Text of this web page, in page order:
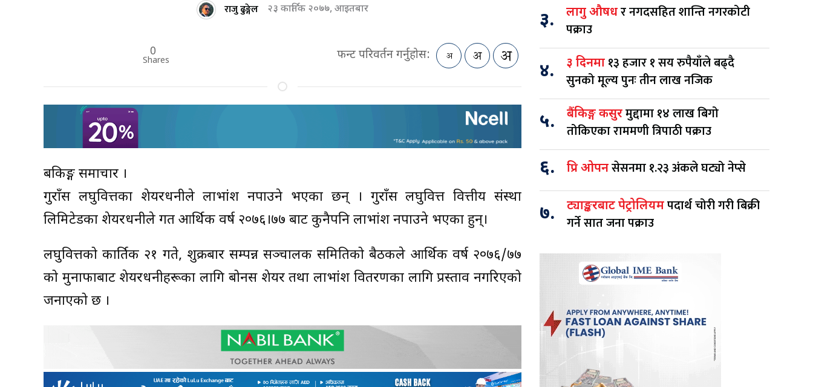
राजु ढुङ्गेल २३ कार्तिक २०७७, आइतबार
0
Shares फन्ट परिवर्तन गर्नुहोस:
बैंकिङ्ग समाचार ।
गुराँस लघुवित्तका शेयरधनीले लाभांश नपाउने भएका छन् । गुराँस लघुवित्त वित्तीय संस्था
लिमिटेडका शेयरधनीले गत आर्थिक वर्ष २०७६।७७ बाट कुनैपनि लाभांश नपाउने भएका हुन्।
लघुवित्तको कार्तिक २१ गते, शुक्रबार सम्पन्न सञ्चालक समितिको बैठकले आर्थिक वर्ष २०७६/७७
को मुनाफाबाट शेयरधनीहरूका लागि बोनस शेयर तथा लाभांश वितरणका लागि प्रस्ताव नगरिएको
जनाएको छ ।
३. लागु औषधर नगदसहित शान्ति नगरकोटी
पक्राउ
४. ३ दिनमा १३ हजार १ सय रुपैयाँले बढ्दै
सुनको मूल्य पुनः तीन लाख नजिक
५. बैंकिङ्ग कसुरमुद्दामा १४ लाख बिगो
तोकिएका राममणी त्रिपाठी पक्राउ
६. प्रि ओपनसेसनमा १.२३ अंकले घट्यो नेप्से
७. ट्याङ्करबाट पेट्रोलियमपदार्थ चोरी गरी बिक्री
गर्ने सात जना पक्राउ